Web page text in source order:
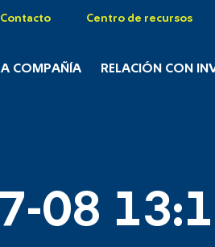
Contacto Centro de recursos
COMPAÑÍA RELACIÓN CON
08